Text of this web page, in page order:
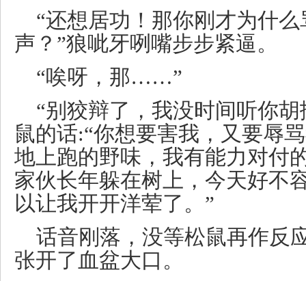
“还想居功！那你刚才为什
声？”狼呲牙咧嘴步步紧逼。
“唉呀，那……”
“别狡辩了，我没时间听你
鼠的话:“你想要害我，又要辱
地上跑的野味，我有能力对付
家伙长年躲在树上，今天好不
以让我开开洋荤了。”
话音刚落，没等松鼠再作反
张开了血盆大口。